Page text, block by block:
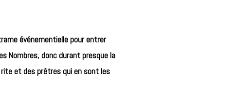
événementielle pour entrer
Nombres, donc durant presque la
rite et des prêtres qui en sont les